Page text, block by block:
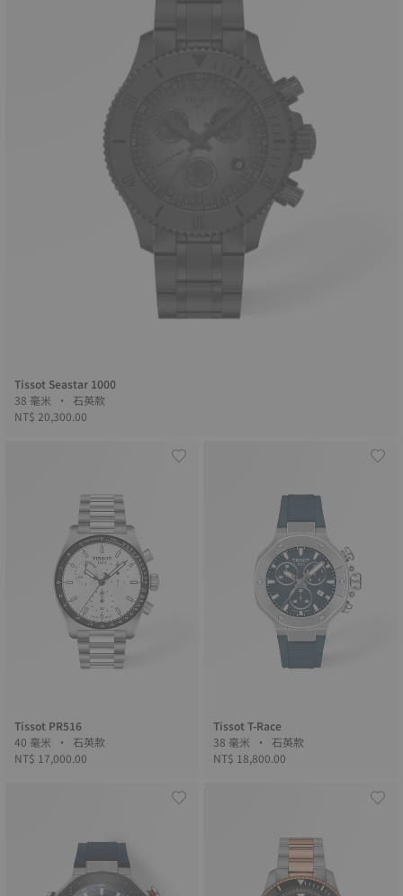
Tissot Seastar 1000
38 毫米 • 石英款
NT$ 20,300.00
Tissot PR516
40 毫米 • 石英款
NT$ 17,000.00
Tissot T-Race
38 毫米 • 石英款
NT$ 18,800.00